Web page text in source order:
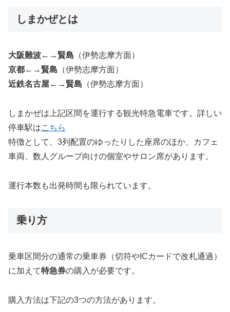
しまかぜとは
大阪難波←→ 賢島 （伊勢志摩方面）
京都←→ 賢島 （伊勢志摩方面）
近鉄名古屋←→ 賢島 （伊勢志摩方面）
しまかぜは上記区間を運行する観光特急電車です。詳しい
停車駅はこちら
特徴として、3列配置のゆったりした座席のほか、カフェ
車両、数人グループ向けの個室やサロン席があります。
運行本数も出発時間も限られています。
乗り方
乗車区間分の通常の乗車券（切符やICカードで改札通過）
に加えて特急券の購入が必要です。
購入方法は下記の3つの方法があります。